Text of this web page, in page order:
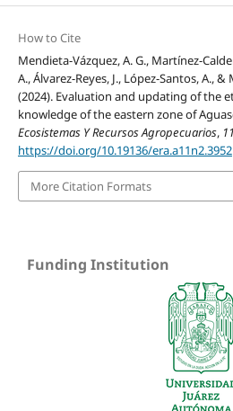
How to Cite
Mendieta-Vázquez, A. G., Martínez-
A., Álvarez-Reyes, J., López-Santos, A., &
(2024). Evaluation and updating of the
knowledge of the eastern zone of
Ecosistemas Y Recursos Agropecuarios, 11
https://doi.org/10.19136/era.a11n2.3952
More Citation Formats
Funding Institution